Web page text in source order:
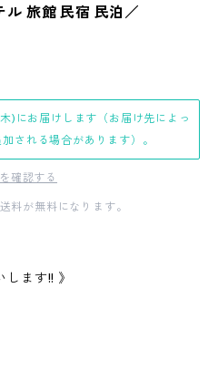
ル 旅館 民宿 民泊／
)にお届けします（お届け先によっ
される場合があります）。
確認する
が無料になります。
ます!! 》